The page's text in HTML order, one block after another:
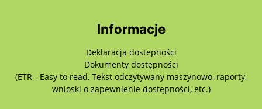
Informacje
Deklaracja dostepności
Dokumenty dostępności
(ETR - Easy to read, Tekst odczytywany maszynowo, raporty,
wnioski o zapewnienie dostępności, etc.)